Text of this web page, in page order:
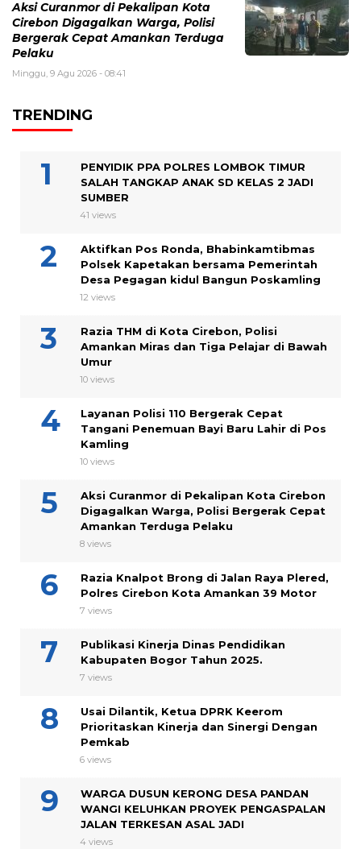
Aksi Curanmor di Pekalipan Kota
Cirebon Digagalkan Warga, Polisi
Bergerak Cepat Amankan Terduga
Pelaku
Minggu, 9 Agu 2026 - 08:41
TRENDING
PENYIDIK PPA POLRES LOMBOK TIMUR
SALAH TANGKAP ANAK SD KELAS 2 JADI
SUMBER
41 views
Aktifkan Pos Ronda, Bhabinkamtibmas
Polsek Kapetakan bersama Pemerintah
Desa Pegagan kidul Bangun Poskamling
12 views
Razia THM di Kota Cirebon, Polisi
Amankan Miras dan Tiga Pelajar di Bawah
Umur
10 views
Layanan Polisi 110 Bergerak Cepat
Tangani Penemuan Bayi Baru Lahir di Pos
Kamling
10 views
Aksi Curanmor di Pekalipan Kota Cirebon
Digagalkan Warga, Polisi Bergerak Cepat
Amankan Terduga Pelaku
8 views
Razia Knalpot Brong di Jalan Raya Plered,
Polres Cirebon Kota Amankan 39 Motor
7 views
Publikasi Kinerja Dinas Pendidikan
Kabupaten Bogor Tahun 2025.
7 views
Usai Dilantik, Ketua DPRK Keerom
Prioritaskan Kinerja dan Sinergi Dengan
Pemkab
6 views
WARGA DUSUN KERONG DESA PANDAN
WANGI KELUHKAN PROYEK PENGASPALAN
JALAN TERKESAN ASAL JADI
4 views